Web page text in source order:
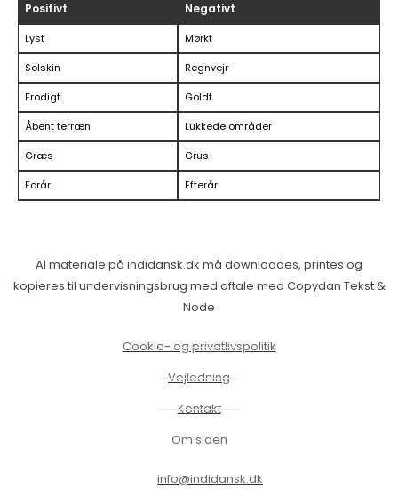
Positivt Negativt
Lyst Mørkt
Solskin Regnvejr
Frodigt Goldt
Åbent terræn Lukkede områder
Græs Grus
Forår Efterår
Al materiale på indidansk.dk må downloades, printes og
kopieres til undervisningsbrug med aftale med Copydan Tekst &
Node
Cookie- og privatlivspolitik
Vejledning
Kontakt
Om siden
info@indidansk.dk